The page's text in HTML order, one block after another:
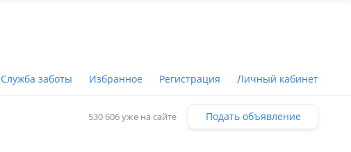
Служба заботы Избранное Регистрация Личный кабинет
530 606 уже на сайте Подать объявление